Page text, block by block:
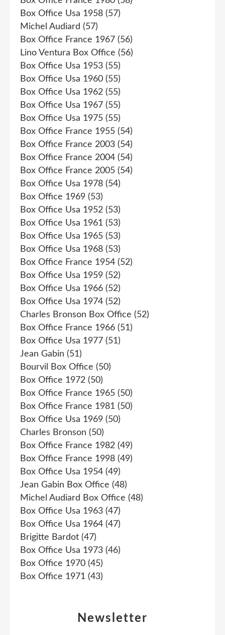
Newsletter
Box Office Usa 1958 (57)
Michel Audiard (57)
Box Office France 1967 (56)
Lino Ventura Box Office (56)
Box Office Usa 1953 (55)
Box Office Usa 1960 (55)
Box Office Usa 1962 (55)
Box Office Usa 1967 (55)
Box Office Usa 1975 (55)
Box Office France 1955 (54)
Box Office France 2003 (54)
Box Office France 2004 (54)
Box Office France 2005 (54)
Box Office Usa 1978 (54)
Box Office 1969 (53)
Box Office Usa 1952 (53)
Box Office Usa 1961 (53)
Box Office Usa 1965 (53)
Box Office Usa 1968 (53)
Box Office France 1954 (52)
Box Office Usa 1959 (52)
Box Office Usa 1966 (52)
Box Office Usa 1974 (52)
Charles Bronson Box Office (52)
Box Office France 1966 (51)
Box Office Usa 1977 (51)
Jean Gabin (51)
Bourvil Box Office (50)
Box Office 1972 (50)
Box Office France 1965 (50)
Box Office France 1981 (50)
Box Office Usa 1969 (50)
Charles Bronson (50)
Box Office France 1982 (49)
Box Office France 1998 (49)
Box Office Usa 1954 (49)
Jean Gabin Box Office (48)
Michel Audiard Box Office (48)
Box Office Usa 1963 (47)
Box Office Usa 1964 (47)
Brigitte Bardot (47)
Box Office Usa 1973 (46)
Box Office 1970 (45)
Box Office 1971 (43)